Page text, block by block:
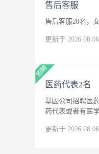
售后客服
售后客服20名，
更新于 2026.08.06
医药代表2名
基因公司招聘医
药代表或者有医
更新于 2026.08.06